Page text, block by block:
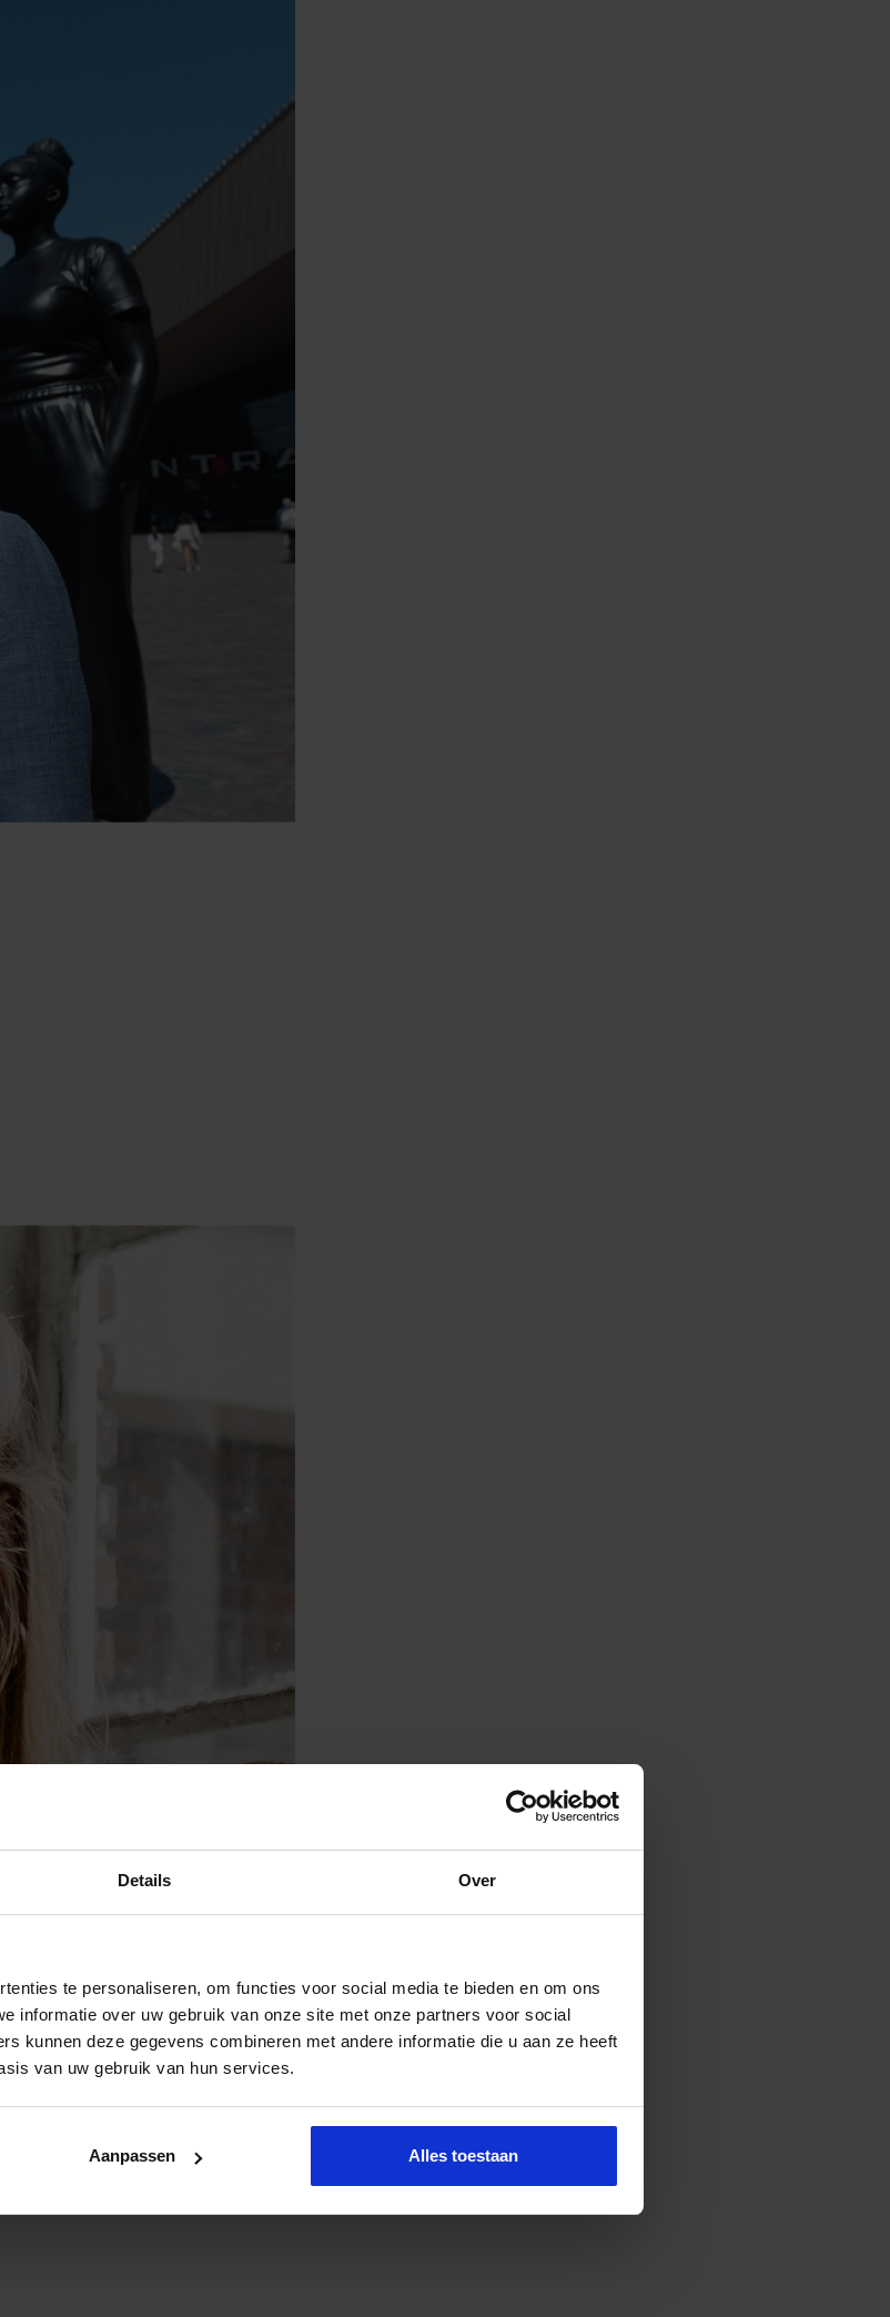
Details Over
te personaliseren, om functies voor social media te bieden en om ons
informatie over uw gebruik van onze site met onze partners voor social
kunnen deze gegevens combineren met andere informatie die u aan ze heeft
van uw gebruik van hun services.
Aanpassen Alles toestaan